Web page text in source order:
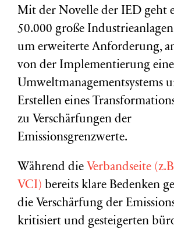
Mit der Novelle der IED geht
50.000 große
um erweiterte Anforderung,
von der Implementierung
Umweltmanagementsystems
Erstellen eines
zu Verschärfungen der
Emissionsgrenzwerte.
Während die Verbandseite
VCI) bereits klare Bedenken
die Verschärfung der
kritisiert und gesteigerten